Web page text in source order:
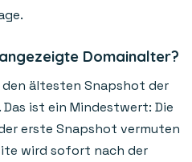
Domainalter?
ältesten Snapshot der
ist ein Mindestwert: Die
erste Snapshot vermuten
wird sofort nach der